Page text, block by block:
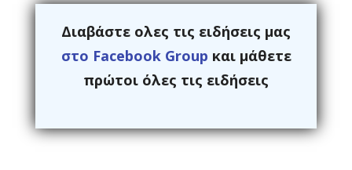
Διαβάστε ολες τις ειδήσεις μας
στο Facebook Group και μάθετε
πρώτοι όλες τις ειδήσεις